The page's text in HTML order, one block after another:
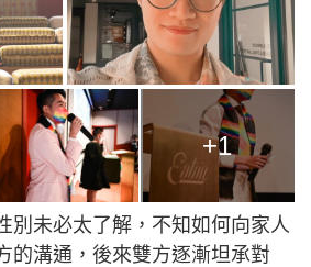
+1
別未必太了解，不知如何向家人
的溝通，後來雙方逐漸坦承對